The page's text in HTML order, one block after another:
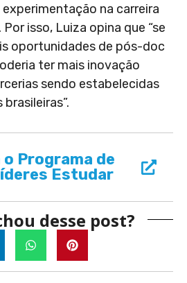
na carreira
isso, Luiza opina que “se
oportunidades de pós-doc
ter mais inovação
sendo estabelecidas
o Programa de
Estudar
desse post?